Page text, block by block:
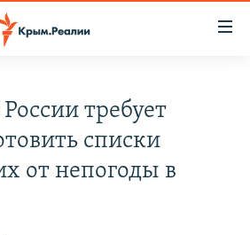
требует
списки
от непогоды в